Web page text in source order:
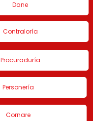
Dane
Contraloría
Procuraduría
Personería
Cornare